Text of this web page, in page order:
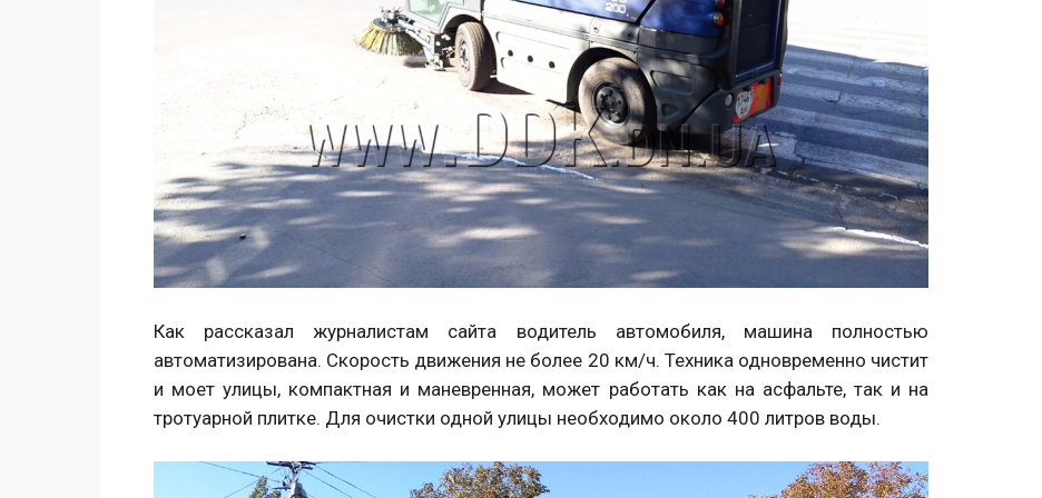
Как рассказал журналистам сайта водитель автомобиля, машина полностью
автоматизирована. Скорость движения не более 20 км/ч. Техника одновременно чистит
и моет улицы, компактная и маневренная, может работать как на асфальте, так и на
тротуарной плитке. Для очистки одной улицы необходимо около 400 литров воды.